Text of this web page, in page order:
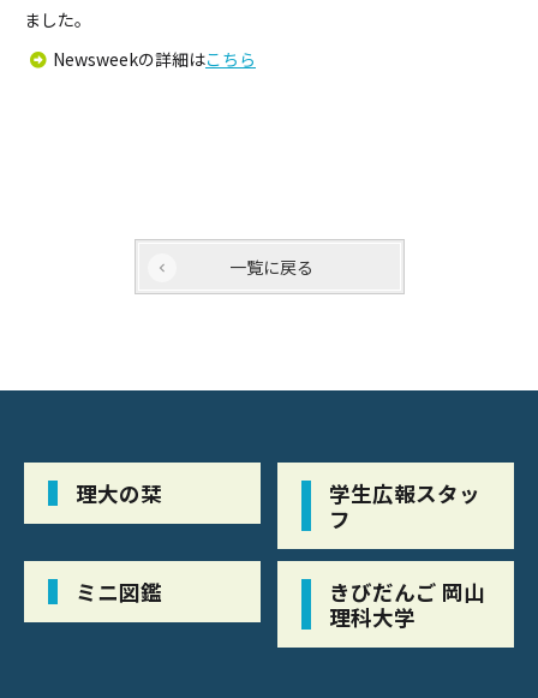
ました。
Newsweekの詳細はこちら
一覧に戻る
理大の栞
学生広報スタッ
フ
ミニ図鑑
きびだんご 岡山
理科大学